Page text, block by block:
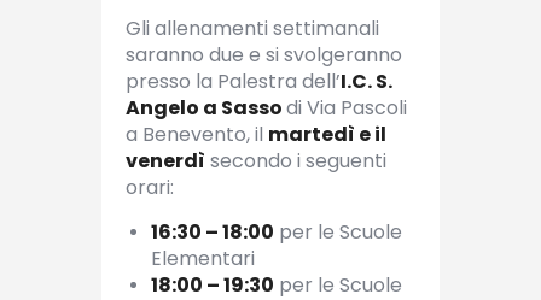
Gli allenamenti settimanali
saranno due e si svolgeranno
presso la Palestra dell’I.C. S.
Angelo a Sassodi Via Pascoli
a Benevento, il martedì e il
venerdì secondo i seguenti
orari:
16:30 – 18:00 per le Scuole
Elementari
18:00 – 19:30 per le Scuole